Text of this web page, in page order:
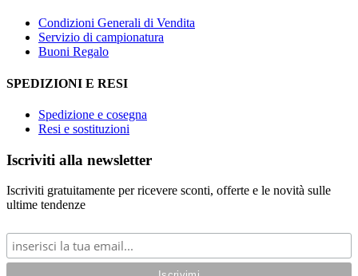
Condizioni Generali di Vendita
Servizio di campionatura
Buoni Regalo
SPEDIZIONI E RESI
Spedizione e cosegna
Resi e sostituzioni
Iscriviti alla newsletter
Iscriviti gratuitamente per ricevere sconti, offerte e le novità sulle
ultime tendenze